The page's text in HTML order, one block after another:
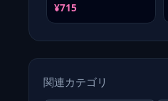
¥715
関連カテゴリ